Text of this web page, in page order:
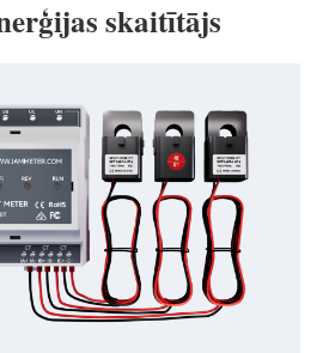
skaitītājs